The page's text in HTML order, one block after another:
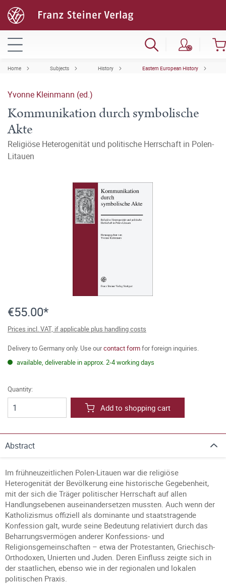
Home Subjects History Eastern European History
Yvonne Kleinmann (ed.)
Kommunikation durch symbolische
Akte
Religiöse Heterogenität und politische Herrschaft in Polen-
Litauen
€55.00*
Prices incl. VAT, if applicable plus handling costs
Delivery to Germany only. Use ourcontact formfor foreign inquiries.
available, deliverable in approx. 2-4 working days
Quantity:
Add to shopping cart
Abstract
Im frühneuzeitlichen Polen-Litauen war die religiöse
Heterogenität der Bevölkerung eine historische Gegebenheit,
mit der sich die Träger politischer Herrschaft auf allen
Handlungsebenen auseinandersetzen mussten. Auch wenn der
Katholizismus offiziell als dominante und staatstragende
Konfession galt, wurde seine Bedeutung relativiert durch das
Beharrungsvermögen anderer Konfessions- und
Religionsgemeinschaften – etwa der Protestanten, Griechisch-
Orthodoxen, Unierten und Juden. Deren Einfluss zeigte sich in
der staatlichen, ebenso wie in der regionalen und lokalen
politischen Praxis.